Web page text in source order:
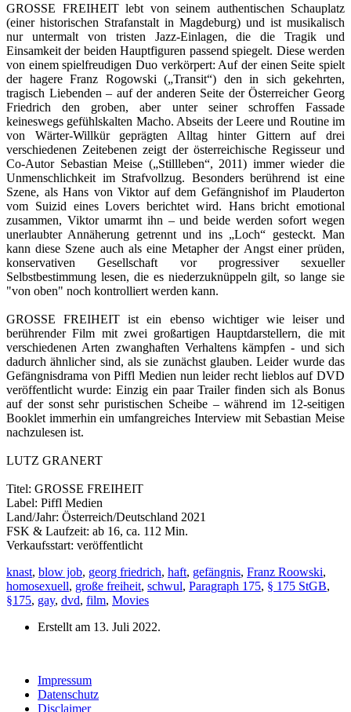
GROSSE FREIHEIT lebt von seinem authentischen Schauplatz
(einer historischen Strafanstalt in Magdeburg) und ist musikalisch
nur untermalt von tristen Jazz-Einlagen, die die Tragik und
Einsamkeit der beiden Hauptfiguren passend spiegelt. Diese werden
von einem spielfreudigen Duo verkörpert: Auf der einen Seite spielt
der hagere Franz Rogowski („Transit“) den in sich gekehrten,
tragisch Liebenden – auf der anderen Seite der Österreicher Georg
Friedrich den groben, aber unter seiner schroffen Fassade
keineswegs gefühlskalten Macho. Abseits der Leere und Routine im
von Wärter-Willkür geprägten Alltag hinter Gittern auf drei
verschiedenen Zeitebenen zeigt der österreichische Regisseur und
Co-Autor Sebastian Meise („Stillleben“, 2011) immer wieder die
Unmenschlichkeit im Strafvollzug. Besonders berührend ist eine
Szene, als Hans von Viktor auf dem Gefängnishof im Plauderton
vom Suizid eines Lovers berichtet wird. Hans bricht emotional
zusammen, Viktor umarmt ihn – und beide werden sofort wegen
unerlaubter Annäherung getrennt und ins „Loch“ gesteckt. Man
kann diese Szene auch als eine Metapher der Angst einer prüden,
konservativen Gesellschaft vor progressiver sexueller
Selbstbestimmung lesen, die es niederzuknüppeln gilt, so lange sie
"von oben" noch kontrolliert werden kann.
GROSSE FREIHEIT ist ein ebenso wichtiger wie leiser und
berührender Film mit zwei großartigen Hauptdarstellern, die mit
verschiedenen Arten zwanghaften Verhaltens kämpfen - und sich
dadurch ähnlicher sind, als sie zunächst glauben. Leider wurde das
Gefängnisdrama von Piffl Medien nun leider recht lieblos auf DVD
veröffentlicht wurde: Einzig ein paar Trailer finden sich als Bonus
auf der sonst sehr puristischen Scheibe – während im 12-seitigen
Booklet immerhin ein umfangreiches Interview mit Sebastian Meise
nachzulesen ist.
LUTZ GRANERT
Titel: GROSSE FREIHEIT
Label: Piffl Medien
Land/Jahr: Österreich/Deutschland 2021
FSK & Laufzeit: ab 16, ca. 112 Min.
Verkaufsstart: veröffentlicht
knast, blow job, georg friedrich, haft, gefängnis, Franz Roowski,
homosexuell, große freiheit, schwul, Paragraph 175, § 175 StGB,
§175, gay, dvd, film, Movies
Erstellt am 13. Juli 2022.
Impressum
Datenschutz
Disclaimer